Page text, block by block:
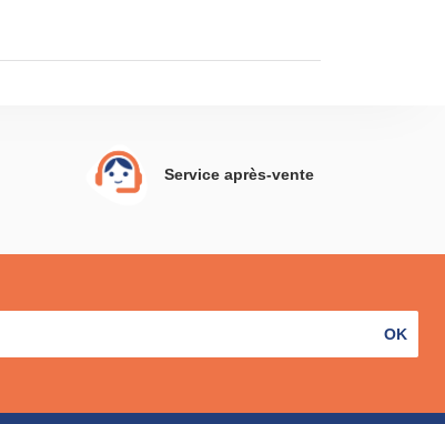
Service après-vente
OK